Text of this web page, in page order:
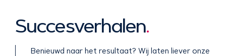
Succesverhalen.
Benieuwd naar het resultaat? Wij laten liever onze